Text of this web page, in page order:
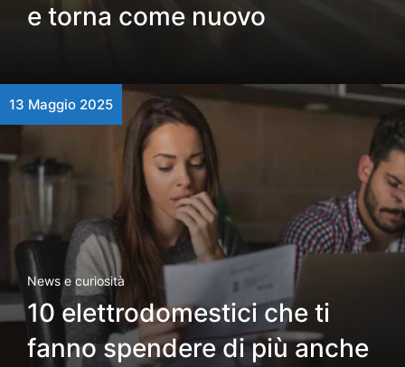
e torna come nuovo
13 Maggio 2025
News e curiosità
10 elettrodomestici che ti
fanno spendere di più anche